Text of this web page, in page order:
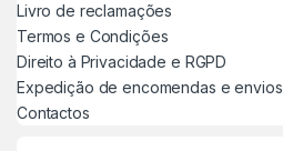
Livro de reclamações
Termos e Condições
Direito à Privacidade e RGPD
Expedição de encomendas e envios
Contactos